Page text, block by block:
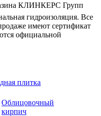
КЛИНКЕРС Групп
гидроизоляция. Все
имеют сертификат
официальной
плитка
Облицовочный
кирпич